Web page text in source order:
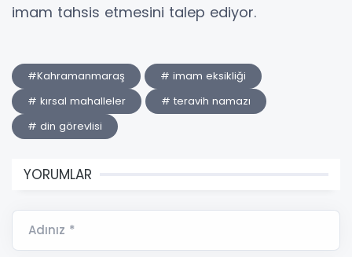
imam tahsis etmesini talep ediyor.
#Kahramanmaraş
# imam eksikliği
# kırsal mahalleler
# teravih namazı
# din görevlisi
YORUMLAR
Adınız *